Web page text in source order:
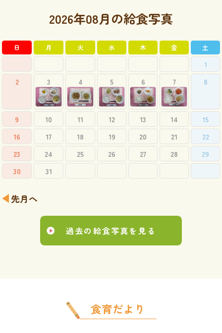
2026年08月の給食写真
日 月 火 水 木 金 土
1
2
3 4 5 6 7 8
9 10 11 12 13 14
15
16
17 18 19 20 21
22
23
24 25 26 27 28
29
30
31
先月へ
過去の給食写真を見る
食育だより